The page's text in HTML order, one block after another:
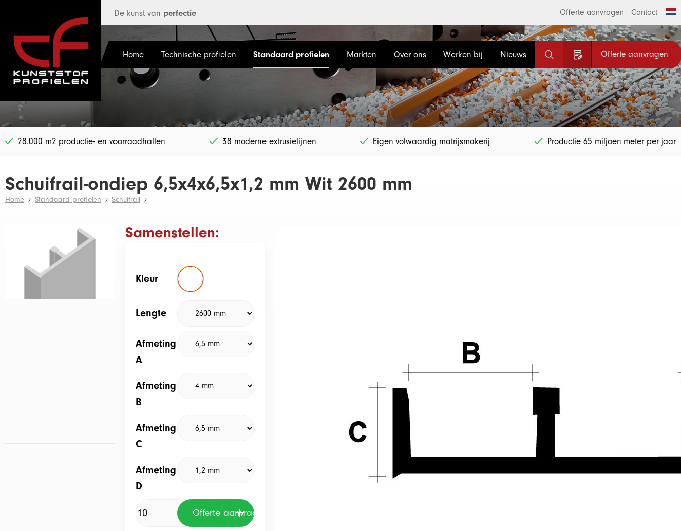
De kunst van perfectie Offerte aanvragen Contact
Home Technische profielen Standaard profielen Markten Over ons Werken bij Nieuws Offerte aanvragen
28.000 m2 productie- en voorraadhallen 38 moderne extrusielijnen Eigen volwaardig matrijsmakerij Productie 65 miljoen meter per jaar
Schuifrail-ondiep 6,5x4x6,5x1,2 mm Wit 2600 mm
Home Standaard profielen Schuifrail
Samenstellen:
Kleur
Lengte
Afmeting
A
Afmeting
B
Afmeting
C
Afmeting
D
Offerte aanvragen